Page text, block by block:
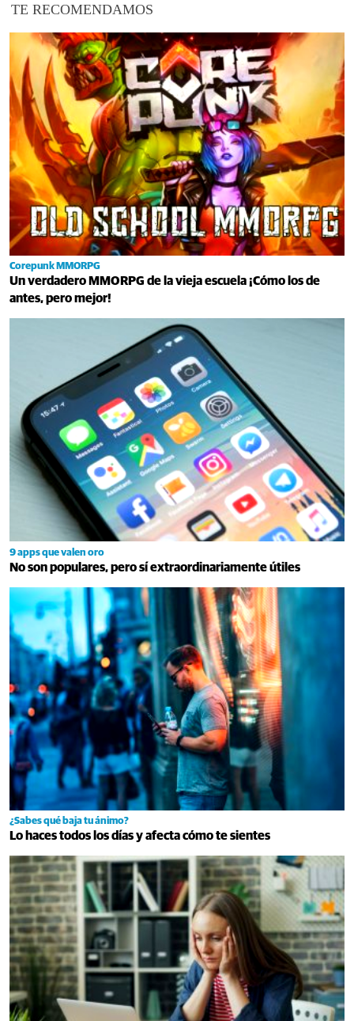
TE RECOMENDAMOS
Corepunk MMORPG
Un verdadero MMORPG de la vieja escuela ¡Cómo los de
antes, pero mejor!
9 apps que valen oro
No son populares, pero sí extraordinariamente útiles
¿Sabes qué baja tu ánimo?
Lo haces todos los días y afecta cómo te sientes